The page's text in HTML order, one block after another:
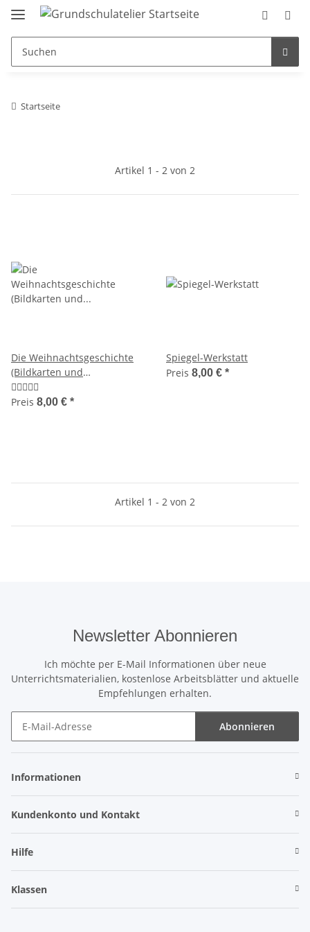
Startseite
Artikel 1 - 2 von 2
Die Weihnachtsgeschichte
(Bildkarten und
Unterrichtsmaterial)
Preis 8,00 € *
Spiegel-Werkstatt
Preis 8,00 € *
Artikel 1 - 2 von 2
Newsletter Abonnieren
Ich möchte per E-Mail Informationen über neue
Unterrichtsmaterialien, kostenlose Arbeitsblätter und aktuelle
Empfehlungen erhalten.
Abonnieren
Informationen
Kundenkonto und Kontakt
Hilfe
Klassen